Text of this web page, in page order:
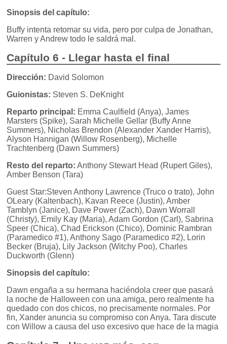
Sinopsis del capítulo:
Buffy intenta retomar su vida, pero por culpa de Jonathan,
Warren y Andrew todo le saldrá mal.
Capítulo 6 - Llegar hasta el final
Dirección: David Solomon
Guionistas: Steven S. DeKnight
Reparto principal: Emma Caulfield (Anya), James
Marsters (Spike), Sarah Michelle Gellar (Buffy Anne
Summers), Nicholas Brendon (Alexander Xander Harris),
Alyson Hannigan (Willow Rosenberg), Michelle
Trachtenberg (Dawn Summers)
Resto del reparto: Anthony Stewart Head (Rupert Giles),
Amber Benson (Tara)
Guest Star:Steven Anthony Lawrence (Truco o trato), John
OLeary (Kaltenbach), Kavan Reece (Justin), Amber
Tamblyn (Janice), Dave Power (Zach), Dawn Worrall
(Christy), Emily Kay (Maria), Adam Gordon (Carl), Sabrina
Speer (Chica), Chad Erickson (Chico), Dominic Rambran
(Paramedico #1), Anthony Sago (Paramedico #2), Lorin
Becker (Bruja), Lily Jackson (Witchy Poo), Charles
Duckworth (Glenn)
Sinopsis del capítulo:
Dawn engaña a su hermana haciéndola creer que pasará
la noche de Halloween con una amiga, pero realmente ha
quedado con dos chicos, no precisamente normales. Por
fin, Xander anuncia su compromiso con Anya. Tara discute
con Willow a causa del uso excesivo que hace de la magia